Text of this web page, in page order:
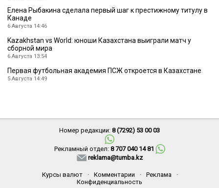
Елена Рыбакина сделала первый шаг к престижному титулу в
Канаде
6 Августа 14:46
Kazakhstan vs World: юноши Казахстана выиграли матч у
сборной мира
6 Августа 13:54
Первая футбольная академия ПСЖ откроется в Казахстане
5 Августа 14:49
Номер редакции: 8 (7292) 53 00 03
Рекламный отдел: 8 707 040 14 81
reklama@tumba.kz
Курсы валют · Комментарии · Реклама
·
Конфиденциальность